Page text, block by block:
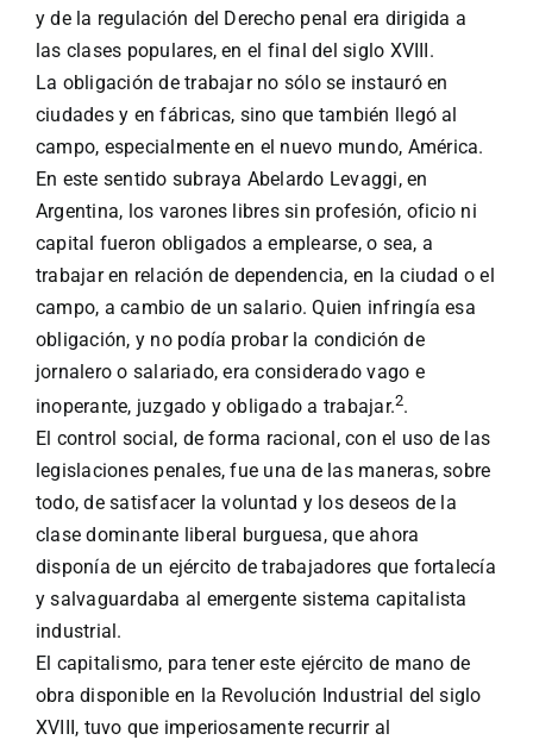
y de la regulación del Derecho penal era dirigida a
las clases populares, en el final del siglo XVIII.
La obligación de trabajar no sólo se instauró en
ciudades y en fábricas, sino que también llegó al
campo, especialmente en el nuevo mundo, América.
En este sentido subraya Abelardo Levaggi, en
Argentina, los varones libres sin profesión, oficio ni
capital fueron obligados a emplearse, o sea, a
trabajar en relación de dependencia, en la ciudad o el
campo, a cambio de un salario. Quien infringía esa
obligación, y no podía probar la condición de
jornalero o salariado, era considerado vago e
inoperante, juzgado y obligado a trabajar.2.
El control social, de forma racional, con el uso de las
legislaciones penales, fue una de las maneras, sobre
todo, de satisfacer la voluntad y los deseos de la
clase dominante liberal burguesa, que ahora
disponía de un ejército de trabajadores que fortalecía
y salvaguardaba al emergente sistema capitalista
industrial.
El capitalismo, para tener este ejército de mano de
obra disponible en la Revolución Industrial del siglo
XVIII, tuvo que imperiosamente recurrir al